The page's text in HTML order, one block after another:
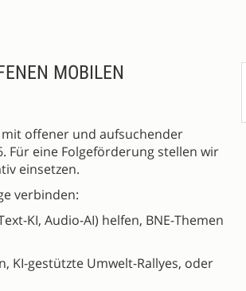
MOBILEN
offener und aufsuchender
Für eine Folgeförderung stellen wir
einsetzen.
verbinden:
KI, Audio-AI) helfen, BNE-Themen
KI-gestützte Umwelt-Rallyes, oder